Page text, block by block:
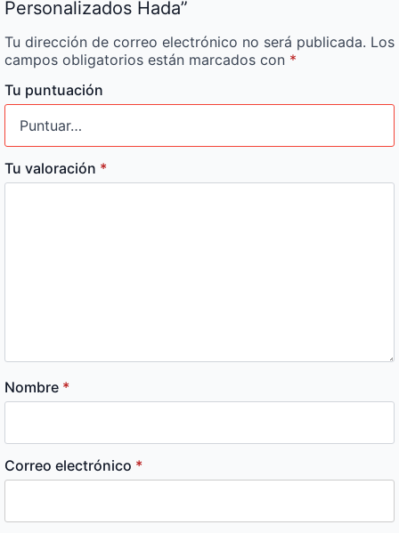
Personalizados Hada”
Tu dirección de correo electrónico no será publicada. Los
campos obligatorios están marcados con *
Tu puntuación
Tu valoración *
Nombre *
Correo electrónico *